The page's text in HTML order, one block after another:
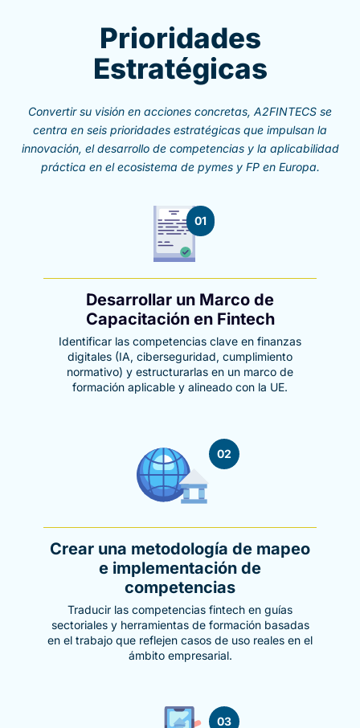
Prioridades
Estratégicas
Convertir su visión en acciones concretas, A2FINTECS se
centra en seis prioridades estratégicas que impulsan la
innovación, el desarrollo de competencias y la aplicabilidad
práctica en el ecosistema de pymes y FP en Europa.
01
Desarrollar un Marco de
Capacitación en Fintech
Identificar las competencias clave en finanzas
digitales (IA, ciberseguridad, cumplimiento
normativo) y estructurarlas en un marco de
formación aplicable y alineado con la UE.
02
Crear una metodología de mapeo
e implementación de
competencias
Traducir las competencias fintech en guías
sectoriales y herramientas de formación basadas
en el trabajo que reflejen casos de uso reales en el
ámbito empresarial.
03